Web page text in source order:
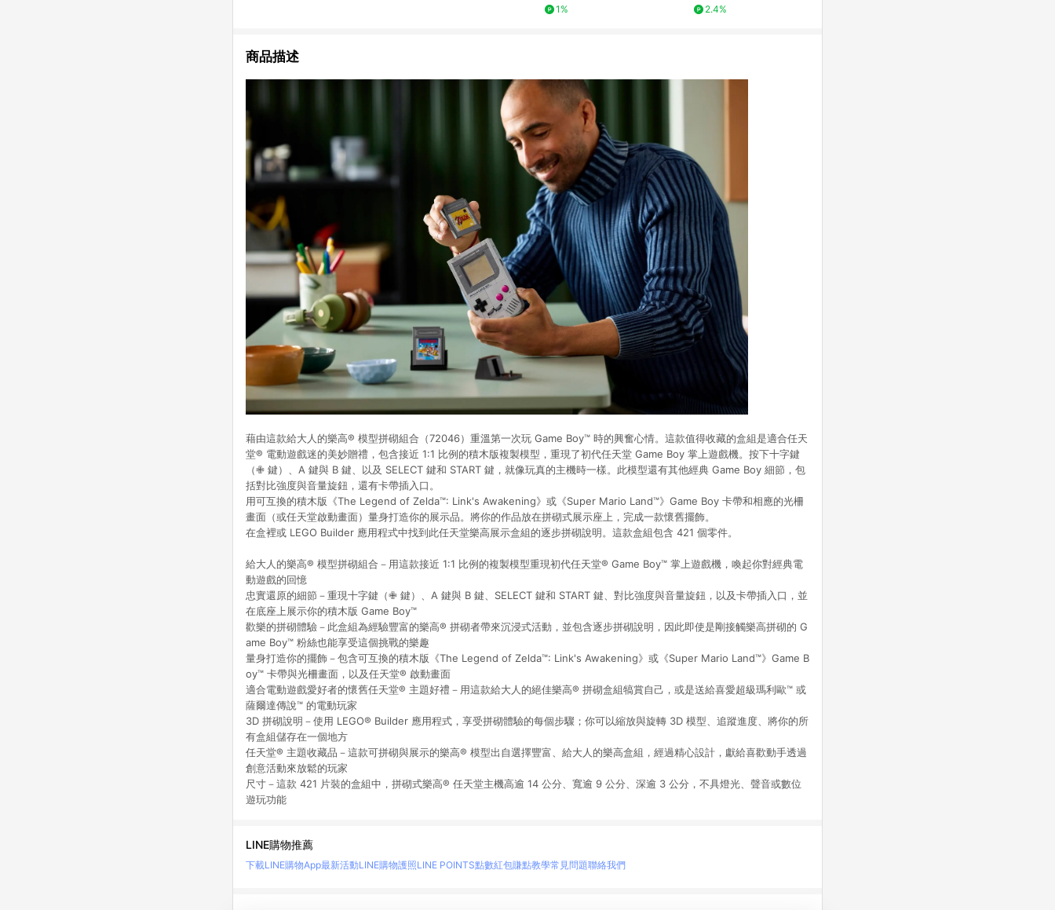
1%
2.4%
商品描述
藉由這款給大人的樂高® 模型拼砌組合（72046）重溫第一次玩 Game Boy™ 時的興奮心情。這款值得收藏的盒組是適合任天
堂® 電動遊戲迷的美妙贈禮，包含接近 1:1 比例的積木版複製模型，重現了初代任天堂 Game Boy 掌上遊戲機。按下十字鍵
（✙ 鍵）、A 鍵與 B 鍵、以及 SELECT 鍵和 START 鍵，就像玩真的主機時一樣。此模型還有其他經典 Game Boy 細節，包
括對比強度與音量旋鈕，還有卡帶插入口。
用可互換的積木版《The Legend of Zelda™: Link's Awakening》或《Super Mario Land™》Game Boy 卡帶和相應的光柵
畫面（或任天堂啟動畫面）量身打造你的展示品。將你的作品放在拼砌式展示座上，完成一款懷舊擺飾。
在盒裡或 LEGO Builder 應用程式中找到此任天堂樂高展示盒組的逐步拼砌說明。這款盒組包含 421 個零件。
給大人的樂高® 模型拼砌組合－用這款接近 1:1 比例的複製模型重現初代任天堂® Game Boy™ 掌上遊戲機，喚起你對經典電
動遊戲的回憶
忠實還原的細節－重現十字鍵（✙ 鍵）、A 鍵與 B 鍵、SELECT 鍵和 START 鍵、對比強度與音量旋鈕，以及卡帶插入口，並
在底座上展示你的積木版 Game Boy™
歡樂的拼砌體驗－此盒組為經驗豐富的樂高® 拼砌者帶來沉浸式活動，並包含逐步拼砌說明，因此即使是剛接觸樂高拼砌的 G
ame Boy™ 粉絲也能享受這個挑戰的樂趣
量身打造你的擺飾－包含可互換的積木版《The Legend of Zelda™: Link's Awakening》或《Super Mario Land™》Game B
oy™ 卡帶與光柵畫面，以及任天堂® 啟動畫面
適合電動遊戲愛好者的懷舊任天堂® 主題好禮－用這款給大人的絕佳樂高® 拼砌盒組犒賞自己，或是送給喜愛超級瑪利歐™ 或
薩爾達傳說™ 的電動玩家
3D 拼砌說明－使用 LEGO® Builder 應用程式，享受拼砌體驗的每個步驟；你可以縮放與旋轉 3D 模型、追蹤進度、將你的所
有盒組儲存在一個地方
任天堂® 主題收藏品－這款可拼砌與展示的樂高® 模型出自選擇豐富、給大人的樂高盒組，經過精心設計，獻給喜歡動手透過
創意活動來放鬆的玩家
尺寸－這款 421 片裝的盒組中，拼砌式樂高® 任天堂主機高逾 14 公分、寬逾 9 公分、深逾 3 公分，不具燈光、聲音或數位
遊玩功能
LINE購物推薦
下載LINE購物App最新活動LINE購物護照LINE POINTS點數紅包賺點教學常見問題聯絡我們